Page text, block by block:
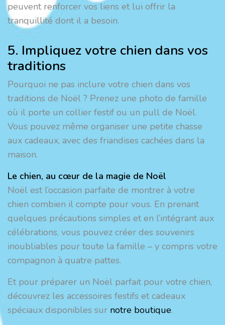
peuvent renforcer vos liens et lui offrir la
tranquillité dont il a besoin.
5. Impliquez votre chien dans vos
traditions
Pourquoi ne pas inclure votre chien dans vos
traditions de Noël ? Prenez une photo de famille
où il porte un collier festif ou un pull de Noël.
Vous pouvez même organiser une petite chasse
aux cadeaux, avec des friandises cachées dans la
maison.
Le chien, au cœur de la magie de Noël
Noël est l’occasion parfaite de montrer à votre
chien combien il compte pour vous. En prenant
quelques précautions simples et en l’intégrant aux
célébrations, vous pouvez créer des souvenirs
inoubliables pour toute la famille – y compris votre
compagnon à quatre pattes.
Et pour préparer un Noël parfait pour votre chien,
découvrez les accessoires festifs et cadeaux
spéciaux disponibles sur notre boutique.